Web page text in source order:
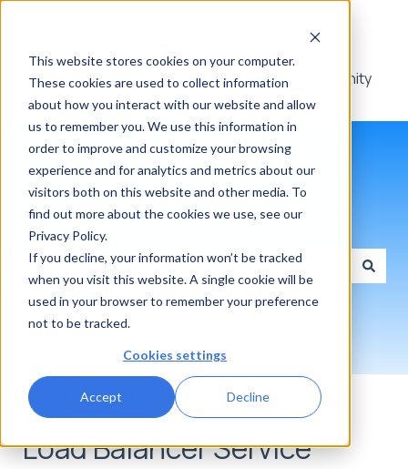
This website stores cookies on your computer.
These cookies are used to collect information
about how you interact with our website and allow
us to remember you. We use this information in
order to improve and customize your browsing
experience and for analytics and metrics about our
visitors both on this website and other media. To
find out more about the cookies we use, see our
Privacy Policy.
If you decline, your information won’t be tracked
when you visit this website. A single cookie will be
used in your browser to remember your preference
not to be tracked.
Cookies settings
Accept Decline
Expertise Community
Wie können wir Ihnen helfen?
Es gibt keine Vorschläge, da das Suchfeld leer ist.
Xelon Docs Netzwerke How-to Guide
Load Balancer Service